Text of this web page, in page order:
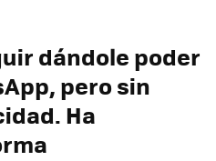
dándole poder
pero sin
Ha